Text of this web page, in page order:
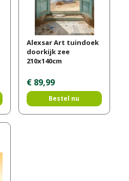
Alexsar Art tuindoek
doorkijk zee
210x140cm
€ 89,99
Bestel nu